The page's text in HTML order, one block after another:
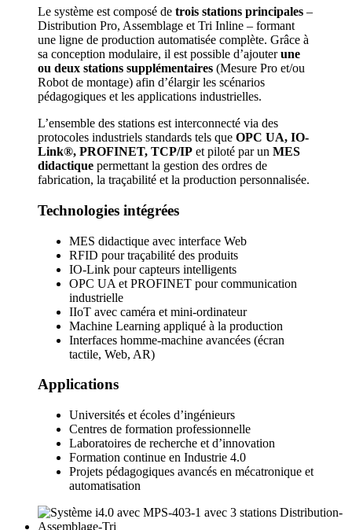
Le système est composé de trois stations principales –
Distribution Pro, Assemblage et Tri Inline – formant
une ligne de production automatisée complète. Grâce à
sa conception modulaire, il est possible d’ajouterune
ou deux stations supplémentaires (Mesure Pro et/ou
Robot de montage) afin d’élargir les scénarios
pédagogiques et les applications industrielles.
L’ensemble des stations est interconnecté via des
protocoles industriels standards tels que OPC UA, IO-
Link®, PROFINET, TCP/IP et piloté par un MES
didactique permettant la gestion des ordres de
fabrication, la traçabilité et la production personnalisée.
Technologies intégrées
MES didactique avec interface Web
RFID pour traçabilité des produits
IO-Link pour capteurs intelligents
OPC UA et PROFINET pour communication
industrielle
IIoT avec caméra et mini-ordinateur
Machine Learning appliqué à la production
Interfaces homme-machine avancées (écran
tactile, Web, AR)
Applications
Universités et écoles d’ingénieurs
Centres de formation professionnelle
Laboratoires de recherche et d’innovation
Formation continue en Industrie 4.0
Projets pédagogiques avancés en mécatronique et
automatisation